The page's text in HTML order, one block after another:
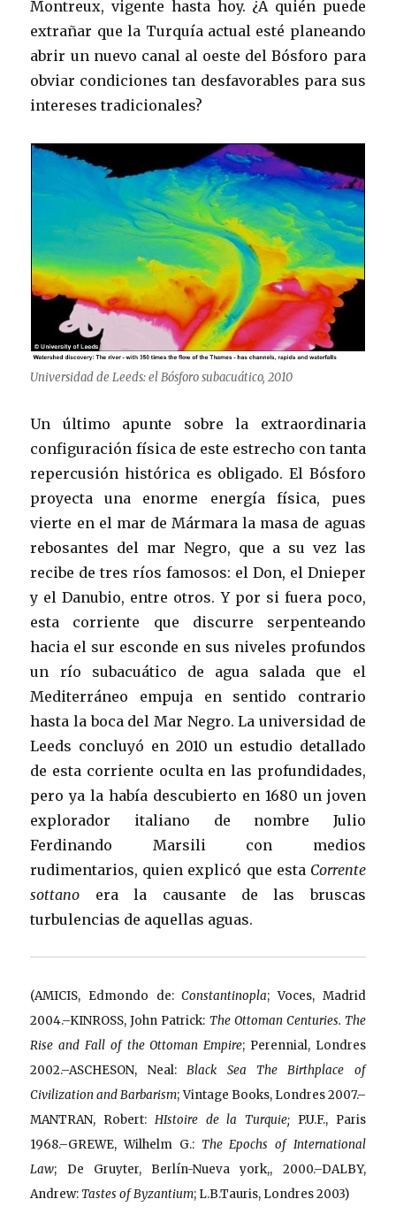
Montreux, vigente hasta hoy. ¿A quién puede
extrañar que la Turquía actual esté planeando
abrir un nuevo canal al oeste del Bósforo para
obviar condiciones tan desfavorables para sus
intereses tradicionales?
Universidad de Leeds: el Bósforo subacuático, 2010
Un último apunte sobre la extraordinaria
configuración física de este estrecho con tanta
repercusión histórica es obligado. El Bósforo
proyecta una enorme energía física, pues
vierte en el mar de Mármara la masa de aguas
rebosantes del mar Negro, que a su vez las
recibe de tres ríos famosos: el Don, el Dnieper
y el Danubio, entre otros. Y por si fuera poco,
esta corriente que discurre serpenteando
hacia el sur esconde en sus niveles profundos
un río subacuático de agua salada que el
Mediterráneo empuja en sentido contrario
hasta la boca del Mar Negro. La universidad de
Leeds concluyó en 2010 un estudio detallado
de esta corriente oculta en las profundidades,
pero ya la había descubierto en 1680 un joven
explorador italiano de nombre Julio
Ferdinando Marsili con medios
rudimentarios, quien explicó que esta Corrente
sottano era la causante de las bruscas
turbulencias de aquellas aguas.
(AMICIS, Edmondo de:Constantinopla; Voces, Madrid
2004.–KINROSS, John Patrick: The Ottoman Centuries. The
Rise and Fall of the Ottoman Empire; Perennial, Londres
2002.–ASCHESON, Neal:Black Sea The Birthplace of
Civilization and Barbarism; Vintage Books, Londres 2007.–
MANTRAN, Robert: HIstoire de la Turquie; P.U.F., Paris
1968.–GREWE, Wilhelm G.: The Epochs of International
Law; De Gruyter, Berlín-Nueva york,, 2000.–DALBY,
Andrew:Tastes of Byzantium; L.B.Tauris, Londres 2003)